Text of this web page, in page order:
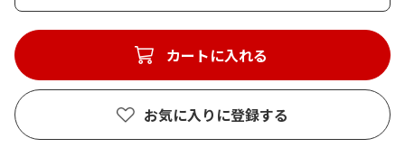
カートに入れる
お気に入りに登録する